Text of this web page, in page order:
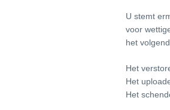
U stemt
voor
het
Het
Het
Het